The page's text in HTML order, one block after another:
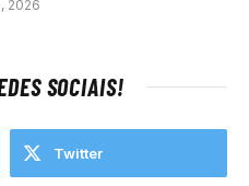
2026
SOCIAIS!
Twitter